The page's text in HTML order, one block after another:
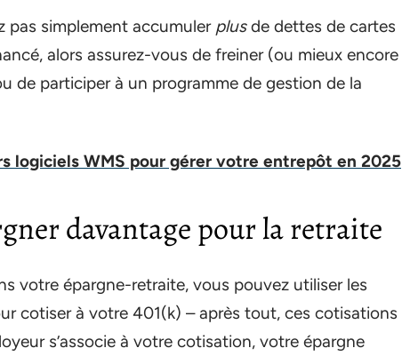
pas simplement accumuler plusde dettes de cartes
alors assurez-vous de freiner (ou mieux encore
de participer à un programme de gestion de la
logiciels WMS pour gérer votre entrepôt en 2025
davantage pour la retraite
votre épargne-retraite, vous pouvez utiliser les
cotiser à votre 401(k) – après tout, ces cotisations
s’associe à votre cotisation, votre épargne